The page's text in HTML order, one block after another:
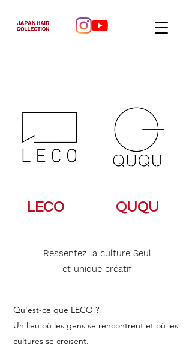
LECO QUQU
Ressentez la culture Seul
et unique créatif
Qu'est-ce que LECO ?
Un lieu où les gens se rencontrent et où les
cultures se croisent.